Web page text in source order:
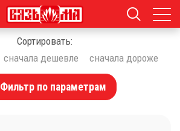
Сортировать:
сначала дешевле сначала дороже
Фильтр по параметрам